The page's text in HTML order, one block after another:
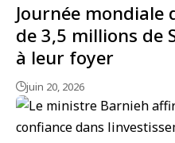
Journée mondiale
de 3,5 millions de
à leur foyer
juin 20, 2026